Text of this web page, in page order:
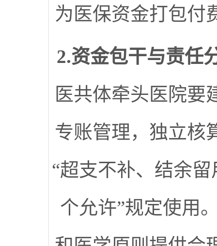
为医保资金打包付
2.资金包干与责任
医共体牵头医院要
专账管理，独立核
“超支不补、结余
个允许”规定使用